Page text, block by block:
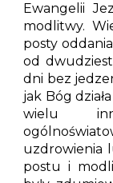
Ewangelii
modlitwy.
posty
od
dni bez
jak Bóg
wielu
uzdrowienia
postu i